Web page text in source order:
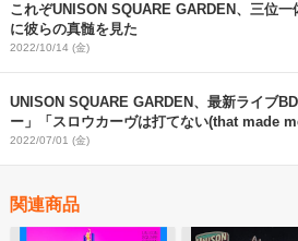
これぞUNISON SQUARE GARDEN、三位
に彼らの真髄を見た
2022/10/14 (金)
UNISON SQUARE GARDEN、最新ライブ
ー」「スロウカーヴは打てない(that made
開
2022/07/01 (金)
関連商品